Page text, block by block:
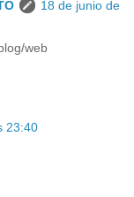
18 de junio de
web
23:40